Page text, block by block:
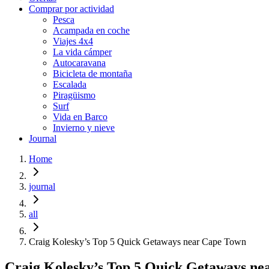
Comprar por actividad
Pesca
Acampada en coche
Viajes 4x4
La vida cámper
Autocaravana
Bicicleta de montaña
Escalada
Piragüismo
Surf
Vida en Barco
Invierno y nieve
Journal
Home
journal
all
Craig Kolesky’s Top 5 Quick Getaways near Cape Town